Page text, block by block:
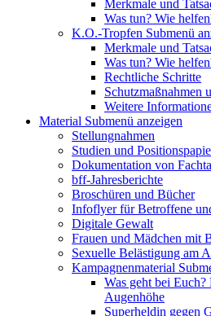
Merkmale und
Was tun? Wie
K.O.-Tropfen Submenü
Merkmale und
Was tun? Wie
Rechtliche Schritte
Schutzmaßnahmen
Weitere
Material Submenü anzeigen
Stellungnahmen
Studien und
Dokumentation von
bff-Jahresberichte
Broschüren und Bücher
Infoflyer für Betroffene
Digitale Gewalt
Frauen und Mädchen mit
Sexuelle Belästigung am
Kampagnenmaterial
Was geht bei
Augenhöhe
Superheldin gegen